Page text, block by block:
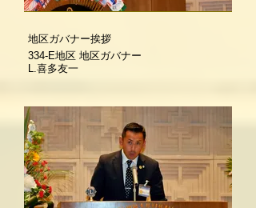
地区ガバナー挨拶
334-E地区 地区ガバナー
L.喜多友一